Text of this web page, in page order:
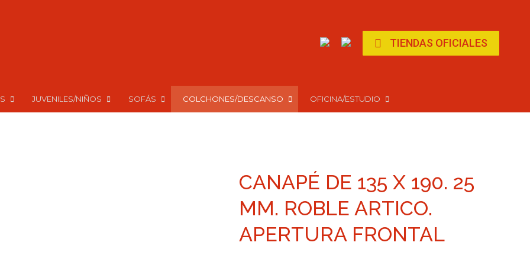
in
TIENDAS OFICIALES
JUVENILES/NIÑOS SOFÁS COLCHONES/DESCANSO OFICINA/ESTUDIO
CANAPÉ DE 135 X 190. 25
MM. ROBLE ARTICO.
APERTURA FRONTAL